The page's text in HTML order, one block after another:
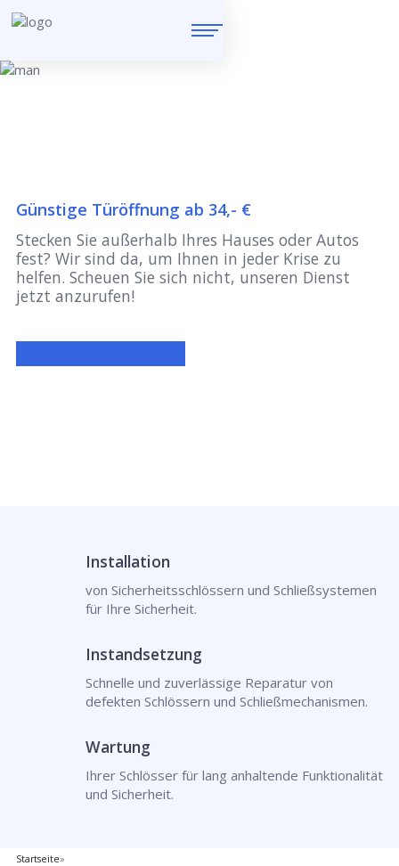
Günstige Türöffnung ab 34,- €
Stecken Sie außerhalb Ihres Hauses oder Autos
fest? Wir sind da, um Ihnen in jeder Krise zu
helfen. Scheuen Sie sich nicht, unseren Dienst
jetzt anzurufen!
Installation
von Sicherheitsschlössern und Schließsystemen
für Ihre Sicherheit.
Instandsetzung
Schnelle und zuverlässige Reparatur von
defekten Schlössern und Schließmechanismen.
Wartung
Ihrer Schlösser für lang anhaltende Funktionalität
und Sicherheit.
Startseite»